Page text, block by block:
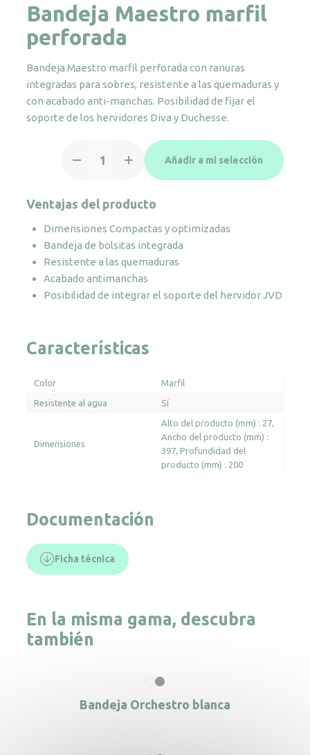
Bandeja Maestro marfil
perforada
Bandeja Maestro marfil perforada con ranuras
integradas para sobres, resistente a las quemaduras y
con acabado anti-manchas. Posibilidad de fijar el
soporte de los hervidores Diva y Duchesse.
Maestro
perforada
cantidad
Añadir a mi selección
Ventajas del producto
Dimensiones Compactas y optimizadas
Bandeja de bolsitas integrada
Resistente a las quemaduras
Acabado antimanchas
Posibilidad de integrar el soporte del hervidor JVD
Características
Color Marfil
Resistente al agua Sí
Dimensiones
Alto del producto (mm) : 27
Ancho del producto (mm) :
397 Profundidad del
producto (mm) : 200
Documentación
Ficha técnica
En la misma gama, descubra
también
Bandeja Orchestro blanca